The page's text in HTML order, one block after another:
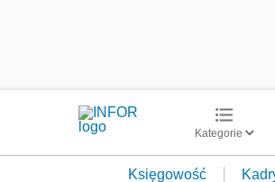
Kategorie
Księgowość